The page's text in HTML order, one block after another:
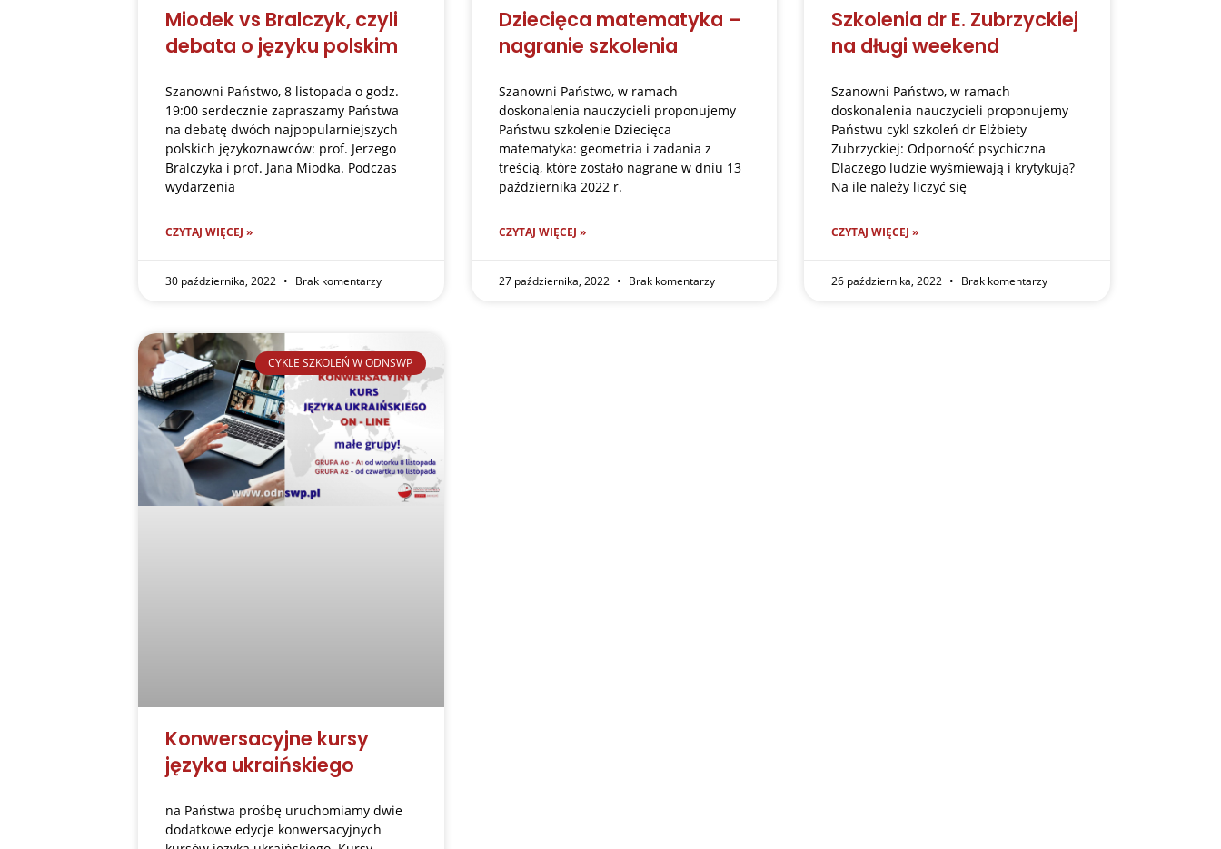
Miodek vs Bralczyk, czyli
debata o języku polskim
Szanowni Państwo, 8 listopada o godz.
19:00 serdecznie zapraszamy Państwa
na debatę dwóch najpopularniejszych
polskich językoznawców: prof. Jerzego
Bralczyka i prof. Jana Miodka. Podczas
wydarzenia
CZYTAJ WIĘCEJ »
30 października, 2022 Brak komentarzy
Dziecięca matematyka –
nagranie szkolenia
Szanowni Państwo, w ramach
doskonalenia nauczycieli proponujemy
Państwu szkolenie Dziecięca
matematyka: geometria i zadania z
treścią, które zostało nagrane w dniu 13
października 2022 r.
CZYTAJ WIĘCEJ »
27 października, 2022 Brak komentarzy
Szkolenia dr E. Zubrzyckiej
na długi weekend
Szanowni Państwo, w ramach
doskonalenia nauczycieli proponujemy
Państwu cykl szkoleń dr Elżbiety
Zubrzyckiej: Odporność psychiczna
Dlaczego ludzie wyśmiewają i krytykują?
Na ile należy liczyć się
CZYTAJ WIĘCEJ »
26 października, 2022 Brak komentarzy
CYKLE SZKOLEŃ W ODNSWP
Konwersacyjne kursy
języka ukraińskiego
na Państwa prośbę uruchomiamy dwie
dodatkowe edycje konwersacyjnych